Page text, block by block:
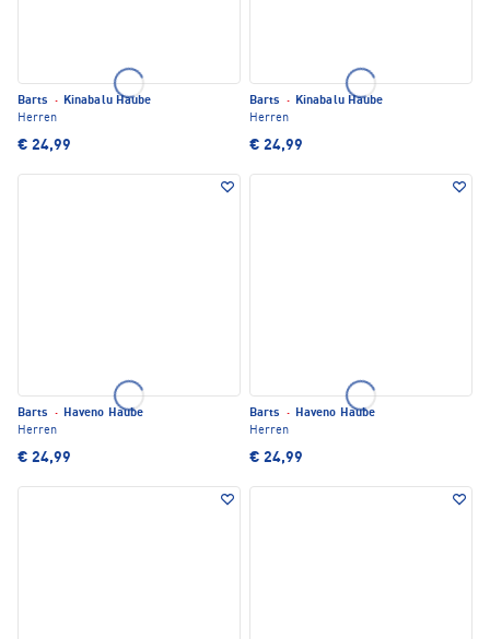
Barts · Kinabalu Haube
Herren
€ 24,99
Barts · Kinabalu Haube
Herren
€ 24,99
Barts · Haveno Haube
Herren
€ 24,99
Barts · Haveno Haube
Herren
€ 24,99